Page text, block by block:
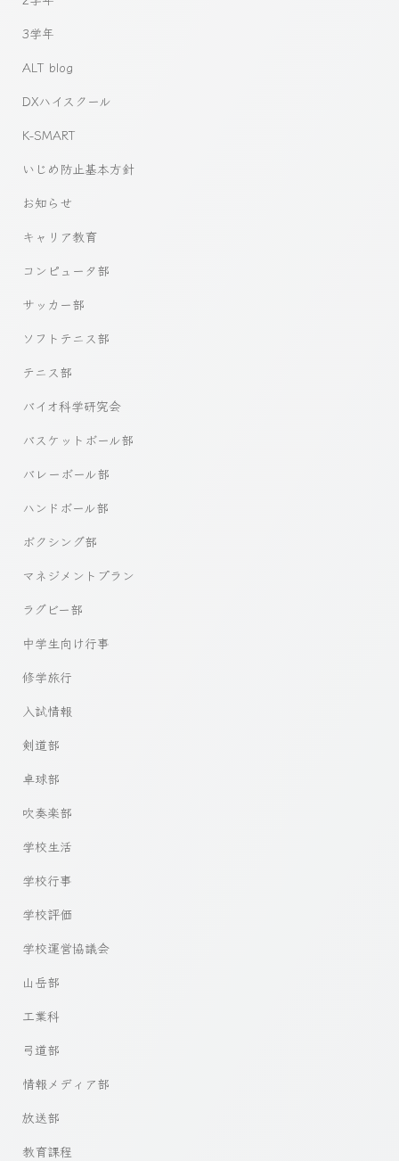
3学年
ALT blog
DXハイスクール
K-SMART
いじめ防止基本方針
お知らせ
キャリア教育
コンピュータ部
サッカー部
ソフトテニス部
テニス部
バイオ科学研究会
バスケットボール部
バレーボール部
ハンドボール部
ボクシング部
マネジメントプラン
ラグビー部
中学生向け行事
修学旅行
入試情報
剣道部
卓球部
吹奏楽部
学校生活
学校行事
学校評価
学校運営協議会
山岳部
工業科
弓道部
情報メディア部
放送部
教育課程